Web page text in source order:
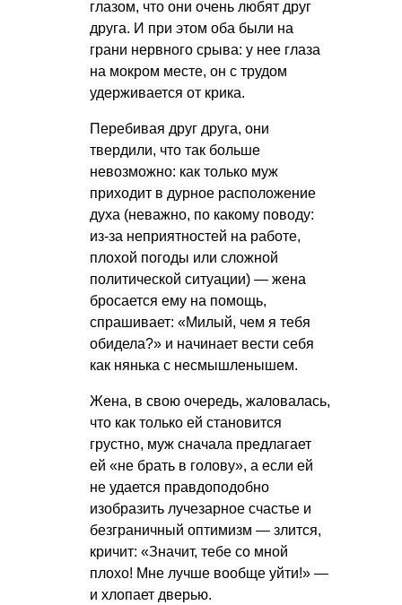
глазом, что они очень любят друг
друга. И при этом оба были на
грани нервного срыва: у нее глаза
на мокром месте, он с трудом
удерживается от крика.
Перебивая друг друга, они
твердили, что так больше
невозможно: как только муж
приходит в дурное расположение
духа (неважно, по какому поводу:
из-за неприятностей на работе,
плохой погоды или сложной
политической ситуации) — жена
бросается ему на помощь,
спрашивает: «Милый, чем я тебя
обидела?» и начинает вести себя
как нянька с несмышленышем.
Жена, в свою очередь, жаловалась,
что как только ей становится
грустно, муж сначала предлагает
ей «не брать в голову», а если ей
не удается правдоподобно
изобразить лучезарное счастье и
безграничный оптимизм — злится,
кричит: «Значит, тебе со мной
плохо! Мне лучше вообще уйти!» —
и хлопает дверью.